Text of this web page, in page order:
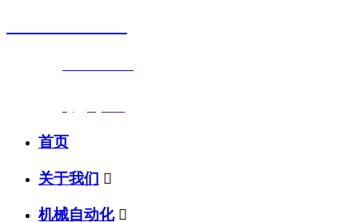
首页
关于我们 
机械自动化 